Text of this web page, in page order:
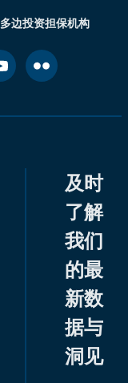
多边投资担保机构
及时
了解
我们
的最
新数
据与
洞见